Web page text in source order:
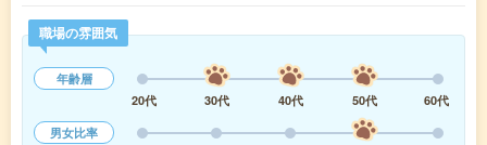
職場の雰囲気
年齢層
20代
30代 40代 50代
60代
男女比率